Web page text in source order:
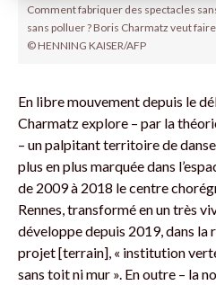
Comment fabriquer des spectacles
sans polluer ? Boris Charmatz veut
© HENNING KAISER/AFP
En libre mouvement depuis le
Charmatz explore – par la
– un palpitant territoire de
plus en plus marquée dans
de 2009 à 2018 le centre
Rennes, transformé en un très
développe depuis 2019, dans
projet [terrain], « institution
sans toit ni mur ». En outre – la